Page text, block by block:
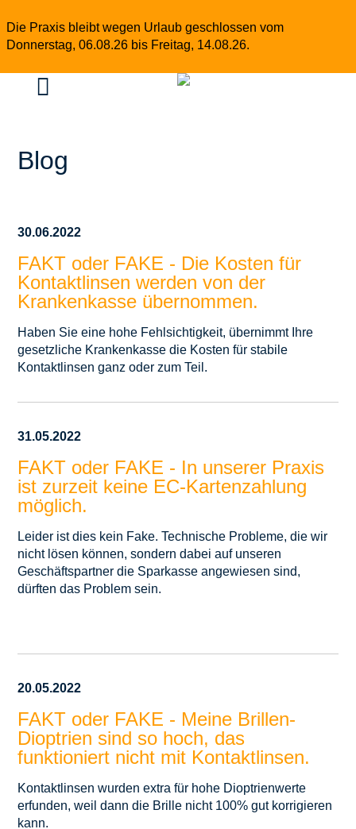
Die Praxis bleibt wegen Urlaub geschlossen vom
Donnerstag, 06.08.26 bis Freitag, 14.08.26.

Blog
30.06.2022
FAKT oder FAKE - Die Kosten für
Kontaktlinsen werden von der
Krankenkasse übernommen.
Haben Sie eine hohe Fehlsichtigkeit, übernimmt Ihre
gesetzliche Krankenkasse die Kosten für stabile
Kontaktlinsen ganz oder zum Teil.
31.05.2022
FAKT oder FAKE - In unserer Praxis
ist zurzeit keine EC-Kartenzahlung
möglich.
Leider ist dies kein Fake. Technische Probleme, die wir
nicht lösen können, sondern dabei auf unseren
Geschäftspartner die Sparkasse angewiesen sind,
dürften das Problem sein.
20.05.2022
FAKT oder FAKE - Meine Brillen-
Dioptrien sind so hoch, das
funktioniert nicht mit Kontaktlinsen.
Kontaktlinsen wurden extra für hohe Dioptrienwerte
erfunden, weil dann die Brille nicht 100% gut korrigieren
kann.